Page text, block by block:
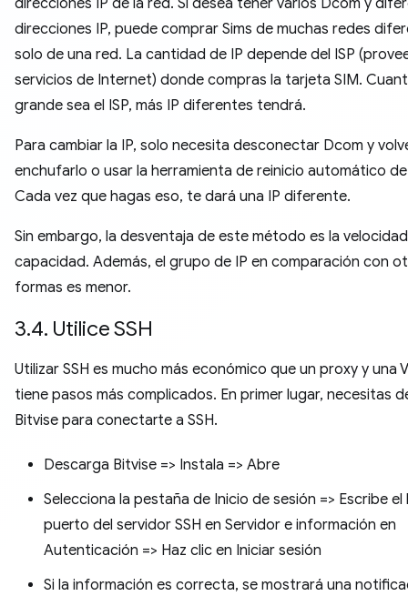
direcciones IP de la red. Si desea tener varios Dcom y
direcciones IP, puede comprar Sims de muchas redes
solo de una red. La cantidad de IP depende del ISP
servicios de Internet) donde compras la tarjeta SIM.
grande sea el ISP, más IP diferentes tendrá.
Para cambiar la IP, solo necesita desconectar Dcom y
enchufarlo o usar la herramienta de reinicio automático
Cada vez que hagas eso, te dará una IP diferente.
Sin embargo, la desventaja de este método es la
capacidad. Además, el grupo de IP en comparación con
formas es menor.
3.4. Utilice SSH
Utilizar SSH es mucho más económico que un proxy y una
tiene pasos más complicados. En primer lugar, necesitas
Bitvise para conectarte a SSH.
Descarga Bitvise => Instala => Abre
Selecciona la pestaña de Inicio de sesión => Escribe el
puerto del servidor SSH en Servidor e información en
Autenticación => Haz clic en Iniciar sesión
Si la información es correcta, se mostrará una